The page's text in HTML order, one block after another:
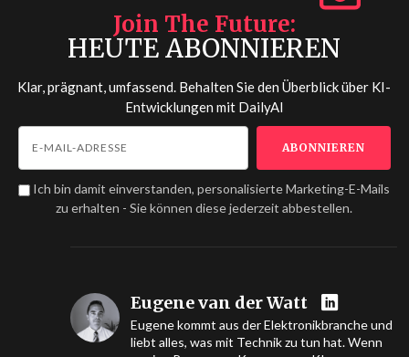
Join The Future
HEUTE ABONNIEREN
Klar, prägnant, umfassend. Behalten Sie den Überblick über KI-
Entwicklungen mit DailyAI
Ich bin damit einverstanden, personalisierte Marketing-E-Mails
zu erhalten - Sie können diese jederzeit abbestellen.
Eugene van der Watt
Eugene kommt aus der Elektronikbranche und
liebt alles, was mit Technik zu tun hat. Wenn